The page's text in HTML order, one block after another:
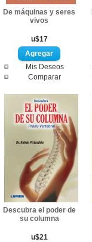
De máquinas y seres
vivos
u$17
Mis Deseos
Comparar
Descubra el poder de
su columna
u$21